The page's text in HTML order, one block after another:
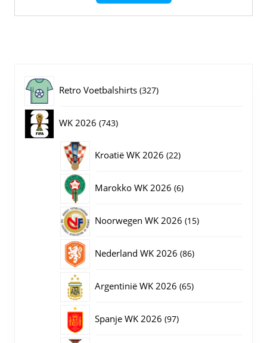
Retro Voetbalshirts 327327
WK 2026 743743
Kroatië WK 2026 2222
Marokko WK 2026 66
Noorwegen WK 2026 1515
Nederland WK 2026 8686
Argentinië WK 2026 6565
Spanje WK 2026 9797